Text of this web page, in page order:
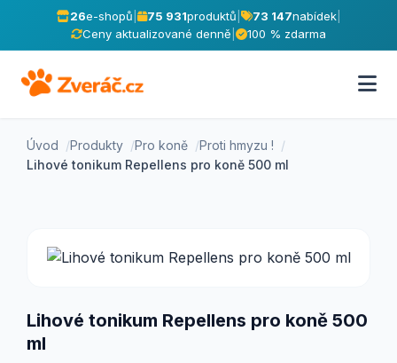
26e-shopů 75 931produktů 73 147nabídek|
Ceny aktualizované denně
100 % zdarma
Úvod Produkty Pro koně
Proti hmyzu !
Lihové tonikum Repellens pro koně 500 ml
Lihové tonikum Repellens pro koně 500
ml